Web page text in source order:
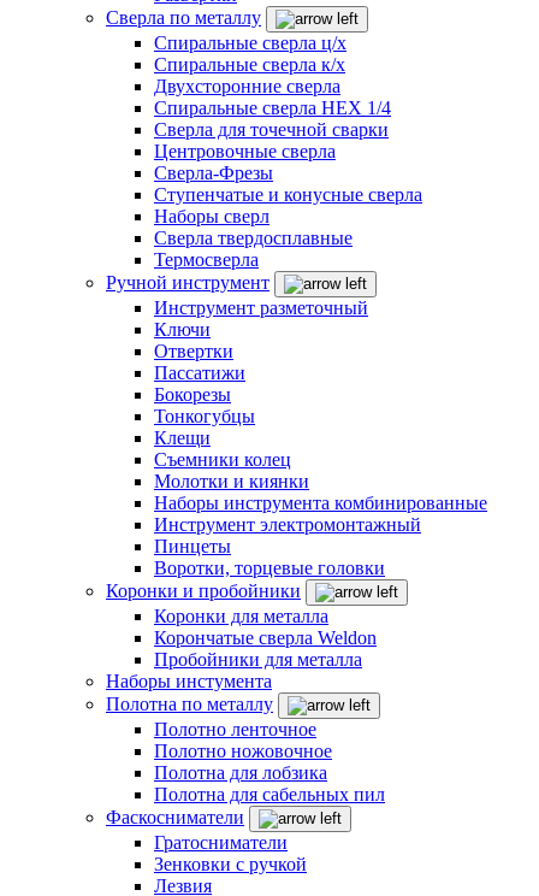
Сверла по металлу
Спиральные сверла ц/х
Спиральные сверла к/х
Двухсторонние сверла
Спиральные сверла HEX 1/4
Сверла для точечной сварки
Центровочные сверла
Сверла-Фрезы
Ступенчатые и конусные сверла
Наборы сверл
Сверла твердосплавные
Термосверла
Ручной инструмент
Инструмент разметочный
Ключи
Отвертки
Пассатижи
Бокорезы
Тонкогубцы
Клещи
Съемники колец
Молотки и киянки
Наборы инструмента комбинированные
Инструмент электромонтажный
Пинцеты
Воротки, торцевые головки
Коронки и пробойники
Коронки для металла
Корончатые сверла Weldon
Пробойники для металла
Наборы инстумента
Полотна по металлу
Полотно ленточное
Полотно ножовочное
Полотна для лобзика
Полотна для сабельных пил
Фаскосниматели
Гратосниматели
Зенковки с ручкой
Лезвия